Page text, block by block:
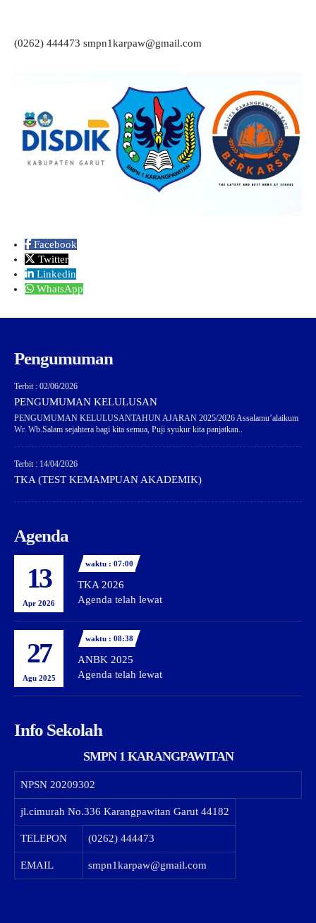
(0262) 444473 smpn1karpaw@gmail.com
Facebook
Twitter
Linkedin
WhatsApp
Pengumuman
Terbit : 02/06/2026
PENGUMUMAN KELULUSAN
PENGUMUMAN KELULUSANTAHUN AJARAN 2025/2026 Assalamu’alaikum
Wr. Wb.Salam sejahtera bagi kita semua, Puji syukur kita panjatkan..
Terbit : 14/04/2026
TKA (TEST KEMAMPUAN AKADEMIK)
Agenda
13
Apr 2026
waktu : 07:00
TKA 2026
Agenda telah lewat
27
Agu 2025
waktu : 08:38
ANBK 2025
Agenda telah lewat
Info Sekolah
SMPN 1 KARANGPAWITAN
NPSN 20209302
jl.cimurah No.336 Karangpawitan Garut 44182
TELEPON (0262) 444473
EMAIL smpn1karpaw@gmail.com